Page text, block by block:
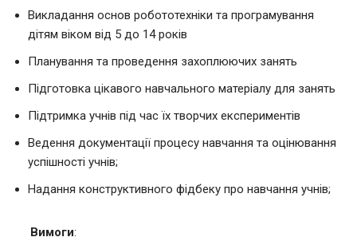
Викладання основ робототехніки та програмування
дітям віком від 5 до 14 років
Планування та проведення захоплюючих занять
Підготовка цікавого навчального матеріалу для занять
Підтримка учнів під час їх творчих експериментів
Ведення документації процесу навчання та оцінювання
успішності учнів;
Надання конструктивного фідбеку про навчання учнів;
Вимоги: